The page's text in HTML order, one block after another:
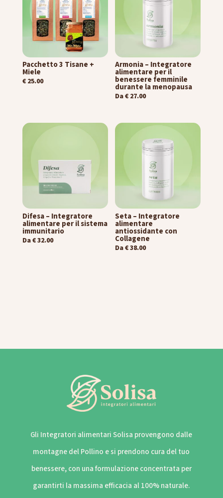
Pacchetto 3 Tisane +
Miele
€25.00
Armonia – Integratore
alimentare per il
benessere femminile
durante la menopausa
Da€ 27.00
Difesa – Integratore
alimentare per il sistema
immunitario
Da€32.00
Seta – Integratore
alimentare
antiossidante con
Collagene
Da€38.00
Gli Integratori alimentari Solisa provengono dalle
montagne del Pollino e si prendono cura del tuo
benessere, con una formulazione concentrata per
garantirti la massima efficacia al 100% naturale.